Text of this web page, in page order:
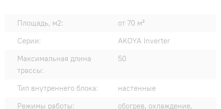
Площадь, м2:
от 70 м²
Серии:
AKOYA Inverter
Максимальная длина
трассы:
50
Тип внутреннего блока:
настенные
Режимы работы:
обогрев, охлаждение,